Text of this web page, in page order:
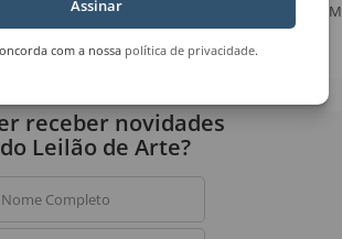
Marilda Passos Ramos
Sem Título
Assinar
com a nossa política de privacidade.
receber novidades
do Leilão de Arte?
Nome Completo